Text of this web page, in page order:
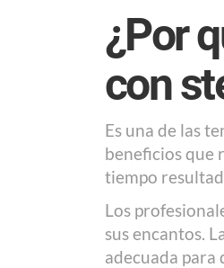
¿Por
con
Es una de las
beneficios que
tiempo
Los
sus encantos.
adecuada para